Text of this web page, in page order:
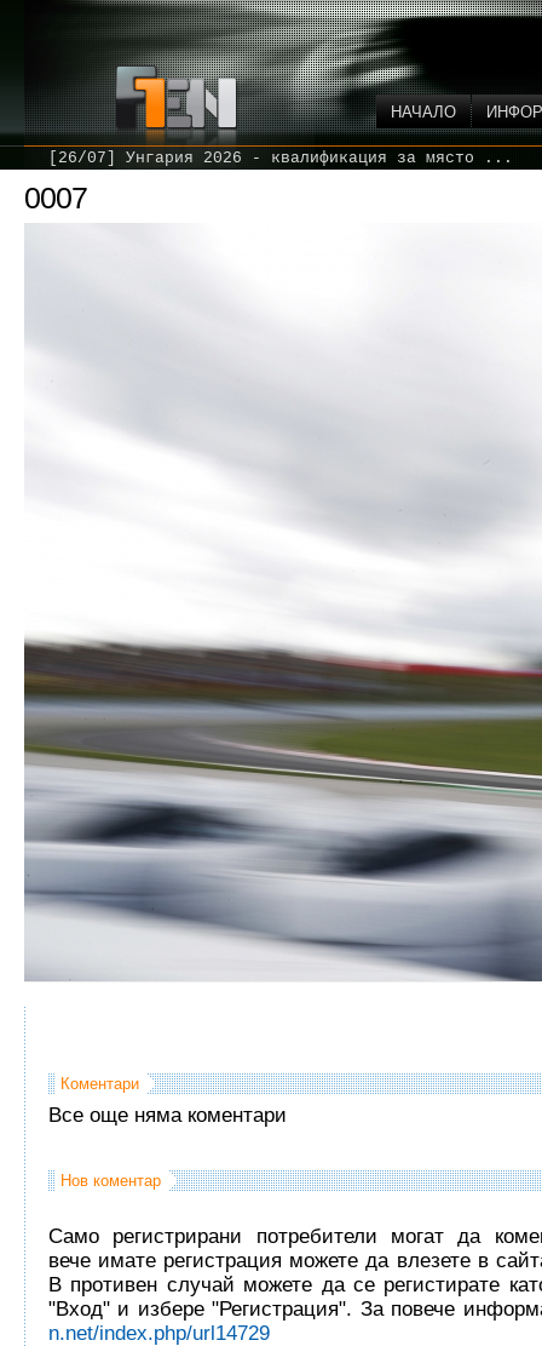
НАЧАЛО
[26/07] Унгария 2026 - квалификация за място ...
0007
Коментари
Все още няма коментари
Нов коментар
Само регистрирани потребители могат да
вече имате регистрация можете да влезете в
В противен случай можете да се регистирате
"Вход" и избере "Регистрация". За повече
n.net/index.php/url14729